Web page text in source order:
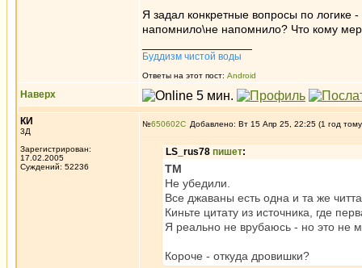
Я задал конкретные вопросы по логике
напомнило\не напомнило? Что кому
Буддизм чистой воды
Ответы на этот пост: Android
Наверх
КИ
3Д
Зарегистрирован:
17.02.2005
Суждений: 52236
№650602 Добавлено: Вт 15 Апр 25, 22:25 (1 год
LS_rus78 пишет:
ТМ
Не убедили.
Все джаваны есть одна и та же
Киньте цитату из источника, где
Я реально не врубаюсь - но это не
Короче - откуда дровишки?